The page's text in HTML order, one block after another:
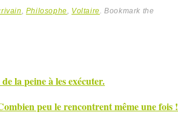
, Philosophe, Voltaire. Bookmark the
la peine à les exécuter.
peu le rencontrent même une fois !